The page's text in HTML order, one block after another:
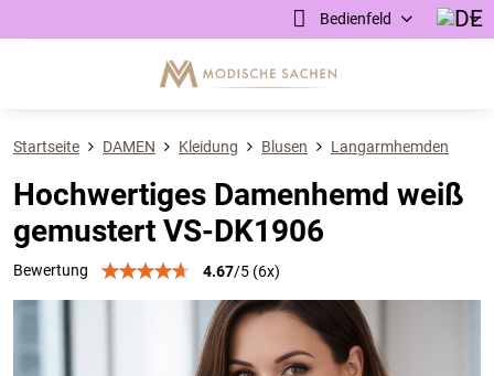
Bedienfeld
Startseite DAMEN Kleidung Blusen Langarmhemden
Hochwertiges Damenhemd weiß
gemustert VS-DK1906
Bewertung 4.67/5 (6x)